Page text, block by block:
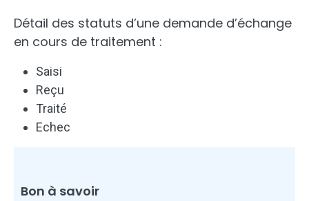
Détail des statuts d’une demande d’échange
en cours de traitement :
Saisi
Reçu
Traité
Echec
Bon à savoir